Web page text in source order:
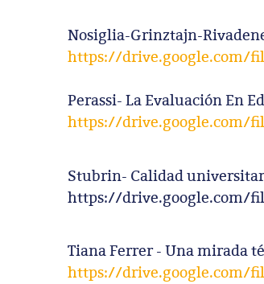
Nosiglia-Grinztajn-
https://drive.google.com/
Perassi- La Evaluación En
https://drive.google.com/
Stubrin- Calidad
https://drive.google.com/
Tiana Ferrer - Una mirada
https://drive.google.com/